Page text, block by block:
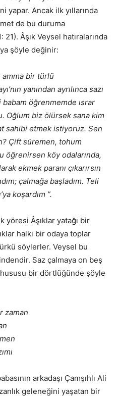
yapar. Ancak ilk yıllarında
de bu duruma
Âşık Veysel hatıralarında
şöyle değinir:
amma bir türlü
yanından ayrılınca sazı
öğrenmemde ısrar
Oğlum biz ölürsek sana kim
sahibi etmek istiyoruz. Sen
Çift süremen, tohum
öğrenirsen köy odalarında,
ekmek paranı çıkarırsın
çalmağa başladım. Teli
koşardım ”.
yöresi Âşıklar yatağı bir
halkı bir odaya toplar
söylerler. Veysel bu
Saz çalmaya on beş
bir dörtlüğünde şöyle
zaman
arkadaşı Çamşıhlı Ali
geleneğini yaşatan bir